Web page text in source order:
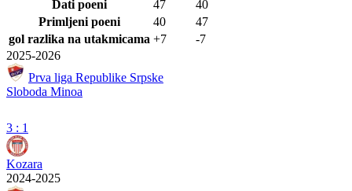
Dati poeni
47
40
Primljeni poeni
40
47
gol razlika na utakmicama +7
-7
2025-2026
Prva liga Republike Srpske
Sloboda Minoa
3 : 1
Kozara
2024-2025